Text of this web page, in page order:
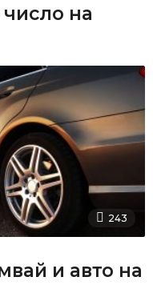
на
243
и авто на